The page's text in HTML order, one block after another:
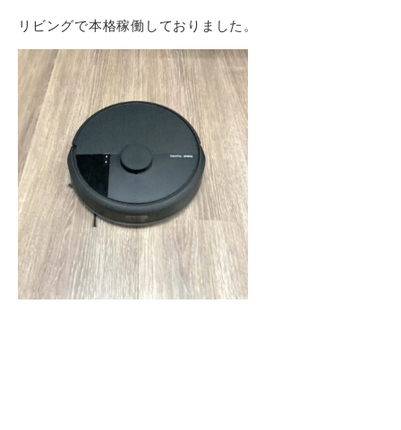
リビングで本格稼働しておりました。